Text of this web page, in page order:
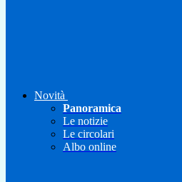
Novità
Panoramica
Le notizie
Le circolari
Albo online